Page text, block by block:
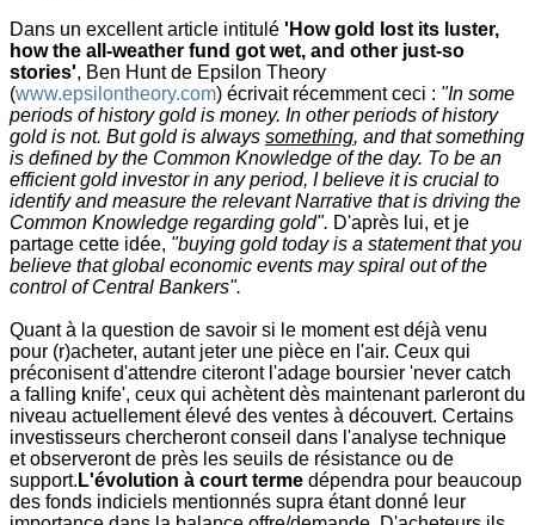
Dans un excellent article intitulé 'How gold lost its luster,
how the all-weather fund got wet, and other just-so
stories', Ben Hunt de Epsilon Theory
(www.epsilontheory.com) écrivait récemment ceci : "In some
periods of history gold is money. In other periods of history
gold is not. But gold is always something, and that something
is defined by the Common Knowledge of the day. To be an
efficient gold investor in any period, I believe it is crucial to
identify and measure the relevant Narrative that is driving the
Common Knowledge regarding gold". D'après lui, et je
partage cette idée, "buying gold today is a statement that you
believe that global economic events may spiral out of the
control of Central Bankers".
Quant à la question de savoir si le moment est déjà venu
pour (r)acheter, autant jeter une pièce en l'air. Ceux qui
préconisent d'attendre citeront l'adage boursier 'never catch
a falling knife', ceux qui achètent dès maintenant parleront du
niveau actuellement élevé des ventes à découvert. Certains
investisseurs chercheront conseil dans l'analyse technique
et observeront de près les seuils de résistance ou de
support. L'évolution à court terme dépendra pour beaucoup
des fonds indiciels mentionnés supra étant donné leur